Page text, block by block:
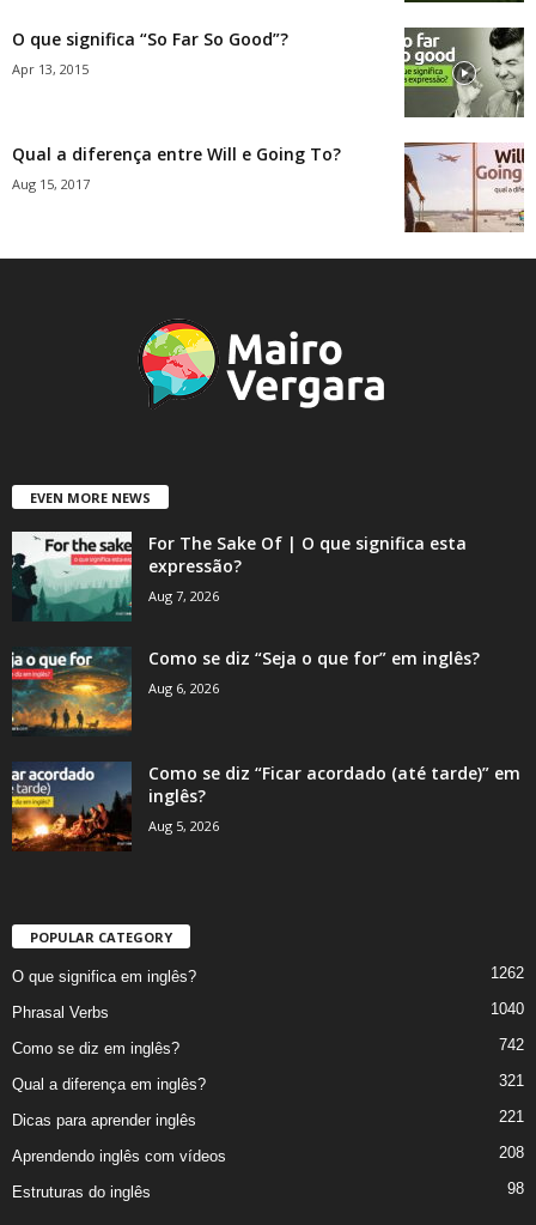
O que significa “So Far So Good”?
Apr 13, 2015
Qual a diferença entre Will e Going To?
Aug 15, 2017
EVEN MORE NEWS
For The Sake Of | O que significa esta
expressão?
Aug 7, 2026
Como se diz “Seja o que for” em inglês?
Aug 6, 2026
Como se diz “Ficar acordado (até tarde)” em
inglês?
Aug 5, 2026
POPULAR CATEGORY
O que significa em inglês? 1262
Phrasal Verbs 1040
Como se diz em inglês? 742
Qual a diferença em inglês? 321
Dicas para aprender inglês 221
Aprendendo inglês com vídeos 208
Estruturas do inglês 98